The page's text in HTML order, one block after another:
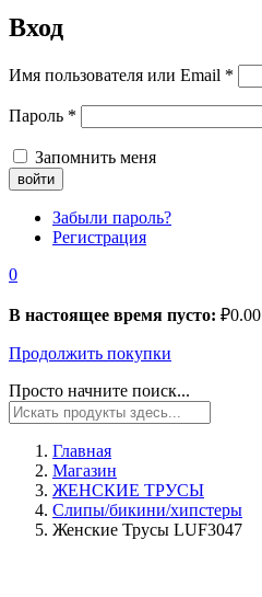
Вход
Имя пользователя или Email *
Пароль *
Запомнить меня
Забыли пароль?
Регистрация
0
В настоящее время пусто: ₽0.00
Продолжить покупки
Просто начните поиск...
Главная
Магазин
ЖЕНСКИЕ ТРУСЫ
Слипы/бикини/хипстеры
Женские Трусы LUF3047